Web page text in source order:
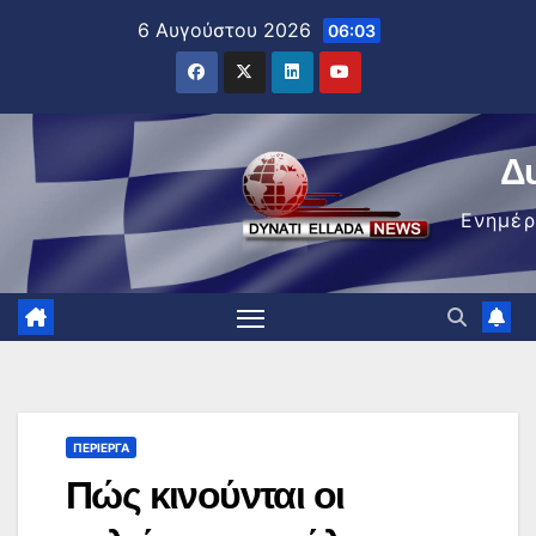
6 Αυγούστου 2026 06:03
ΠΕΡΊΕΡΓΑ
Πώς κινούνται οι